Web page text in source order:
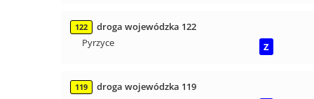
122
droga wojewódzka 122
Pyrzyce
Z
119
droga wojewódzka 119